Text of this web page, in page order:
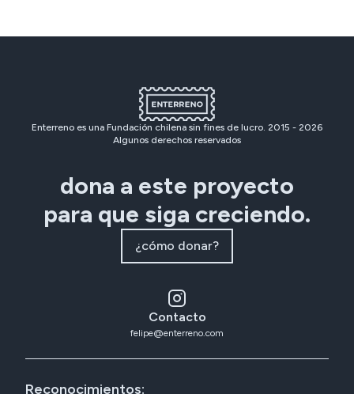
Enterreno es una Fundación chilena sin fines de lucro. 2015 - 2026
Algunos derechos reservados
dona a este proyecto
para que siga creciendo.
¿cómo donar?
Contacto
felipe@enterreno.com
Reconocimientos: